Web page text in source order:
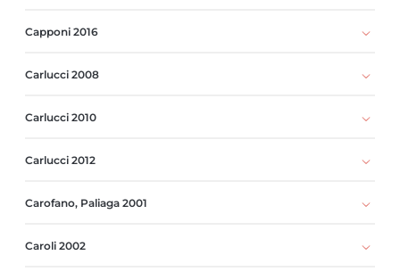
Capponi 2016
Carlucci 2008
Carlucci 2010
Carlucci 2012
Carofano, Paliaga 2001
Caroli 2002